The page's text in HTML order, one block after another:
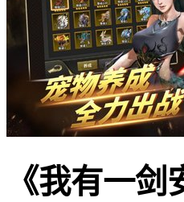
《我有一